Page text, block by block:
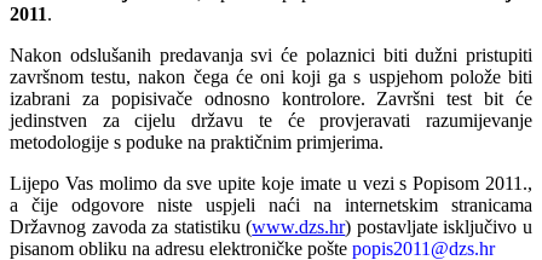
2011.
Nakon odslušanih predavanja svi će polaznici biti dužni pristupiti
završnom testu, nakon čega će oni koji ga s uspjehom polože biti
izabrani za popisivače odnosno kontrolore. Završni test bit će
jedinstven za cijelu državu te će provjeravati razumijevanje
metodologije s poduke na praktičnim primjerima.
Lijepo Vas molimo da sve upite koje imate u vezi s Popisom 2011.,
a čije odgovore niste uspjeli naći na internetskim stranicama
Državnog zavoda za statistiku (www.dzs.hr) postavljate isključivo u
pisanom obliku na adresu elektroničke pošte popis2011@dzs.hr